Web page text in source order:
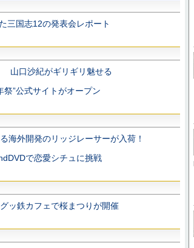
国志12の発表会レポート
山口沙紀がギリギリ魅せる
”公式サイトがオープン
海外開発のリッジレーサーが入荷！
で恋愛シチュに挑戦
ッ鉄カフェで桜まつりが開催